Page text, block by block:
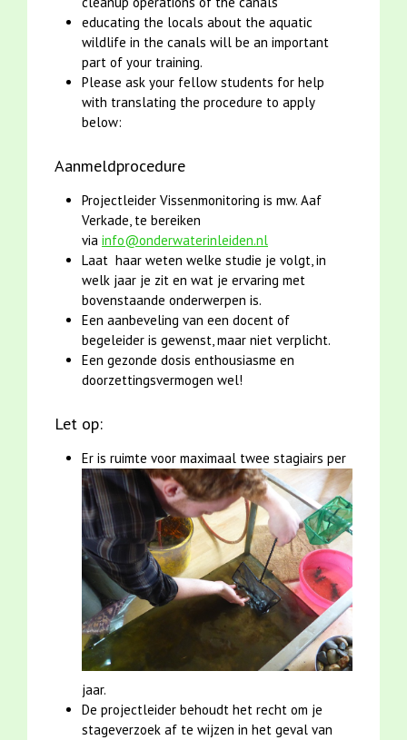
educating the locals about the aquatic
wildlife in the canals will be an important
part of your training.
Please ask your fellow students for help
with translating the procedure to apply
below:
Aanmeldprocedure
Projectleider Vissenmonitoring is mw. Aaf
Verkade, te bereiken
via info@onderwaterinleiden.nl
Laat haar weten welke studie je volgt, in
welk jaar je zit en wat je ervaring met
bovenstaande onderwerpen is.
Een aanbeveling van een docent of
begeleider is gewenst, maar niet verplicht.
Een gezonde dosis enthousiasme en
doorzettingsvermogen wel!
Let op:
Er is ruimte voor maximaal twee stagiairs per
jaar.
De projectleider behoudt het recht om je
stageverzoek af te wijzen in het geval van